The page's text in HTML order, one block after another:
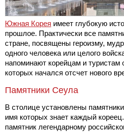
Южная Корея имеет глубокую
прошлое. Практически все
стране, посвящены героизму,
одного человека или целого
напоминают корейцам и
которых начался отсчет нового
Памятники Сеула
В столице установлены
имя которых знает каждый
памятник легендарному